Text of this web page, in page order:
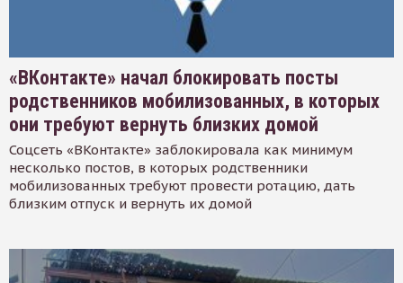
«ВКонтакте» начал блокировать посты
родственников мобилизованных, в которых
они требуют вернуть близких домой
Соцсеть «ВКонтакте» заблокировала как минимум
несколько постов, в которых родственники
мобилизованных требуют провести ротацию, дать
близким отпуск и вернуть их домой